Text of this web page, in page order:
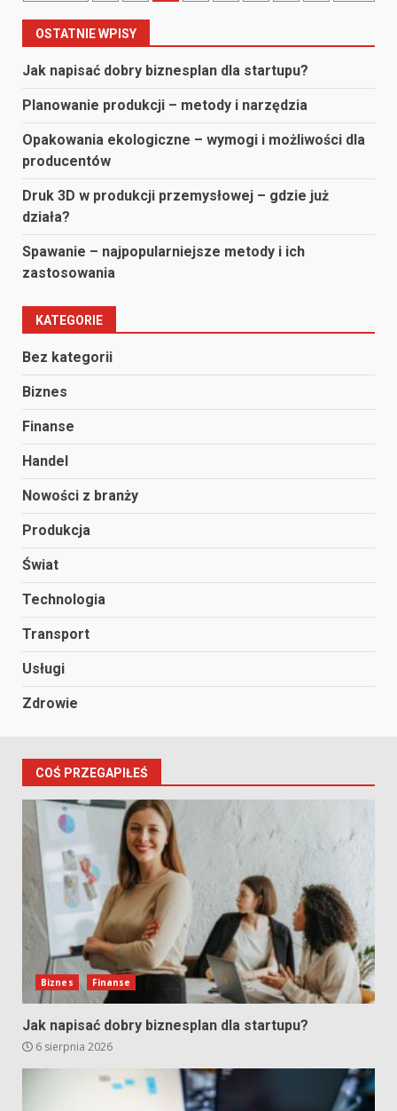
po
wpisach
OSTATNIE WPISY
Jak napisać dobry biznesplan dla startupu?
Planowanie produkcji – metody i narzędzia
Opakowania ekologiczne – wymogi i możliwości dla
producentów
Druk 3D w produkcji przemysłowej – gdzie już
działa?
Spawanie – najpopularniejsze metody i ich
zastosowania
KATEGORIE
Bez kategorii
Biznes
Finanse
Handel
Nowości z branży
Produkcja
Świat
Technologia
Transport
Usługi
Zdrowie
COŚ PRZEGAPIŁEŚ
Biznes Finanse
Jak napisać dobry biznesplan dla startupu?
6 sierpnia 2026